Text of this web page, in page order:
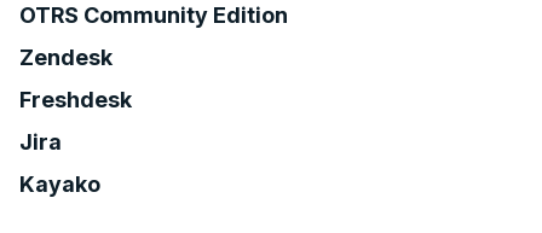
OTRS Community Edition
Zendesk
Freshdesk
Jira
Kayako